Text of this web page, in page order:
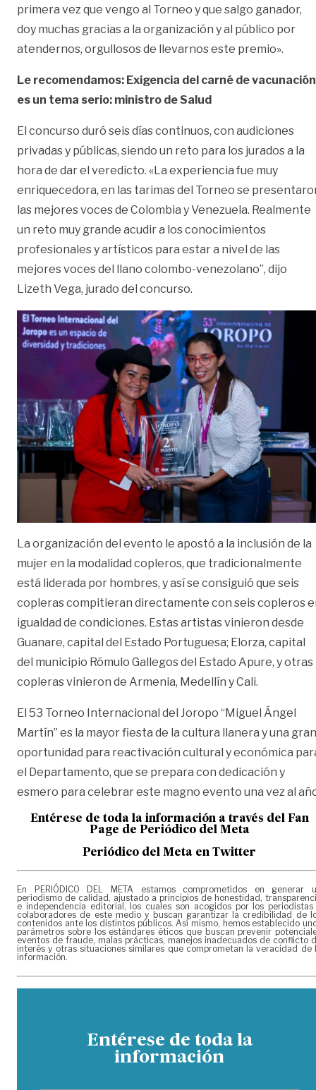
primera vez que vengo al Torneo y que salgo ganador,
doy muchas gracias a la organización y al público por
atendernos, orgullosos de llevarnos este premio».
Le recomendamos: Exigencia del carné de vacunación
es un tema serio: ministro de Salud
El concurso duró seis días continuos, con audiciones
privadas y públicas, siendo un reto para los jurados a la
hora de dar el veredicto. «La experiencia fue muy
enriquecedora, en las tarimas del Torneo se
las mejores voces de Colombia y Venezuela. Realmente
un reto muy grande acudir a los conocimientos
profesionales y artísticos para estar a nivel de las
mejores voces del llano colombo-venezolano”, dijo
Lizeth Vega, jurado del concurso.
La organización del evento le apostó a la inclusión de la
mujer en la modalidad copleros, que tradicionalmente
está liderada por hombres, y así se consiguió que seis
copleras compitieran directamente con seis copleros
igualdad de condiciones. Estas artistas vinieron desde
Guanare, capital del Estado Portuguesa; Elorza, capital
del municipio Rómulo Gallegos del Estado Apure, y otras
copleras vinieron de Armenia, Medellín y Cali.
El 53 Torneo Internacional del Joropo “Miguel Ángel
Martín” es la mayor fiesta de la cultura llanera y una gran
oportunidad para reactivación cultural y económica
el Departamento, que se prepara con dedicación y
esmero para celebrar este magno evento una vez al
Entérese de toda la información a través del Fan
Page de Periódico del Meta
Periódico del Meta en Twitter
En PERIÓDICO DEL META estamos comprometidos en generar
periodismo de calidad, ajustado a principios de honestidad,
e independencia editorial, los cuales son acogidos por los periodistas
colaboradores de este medio y buscan garantizar la credibilidad de
contenidos ante los distintos públicos. Así mismo, hemos establecido
parámetros sobre los estándares éticos que buscan prevenir
eventos de fraude, malas prácticas, manejos inadecuados de conflicto
interés y otras situaciones similares que comprometan la veracidad de
información.
Entérese de toda la
información